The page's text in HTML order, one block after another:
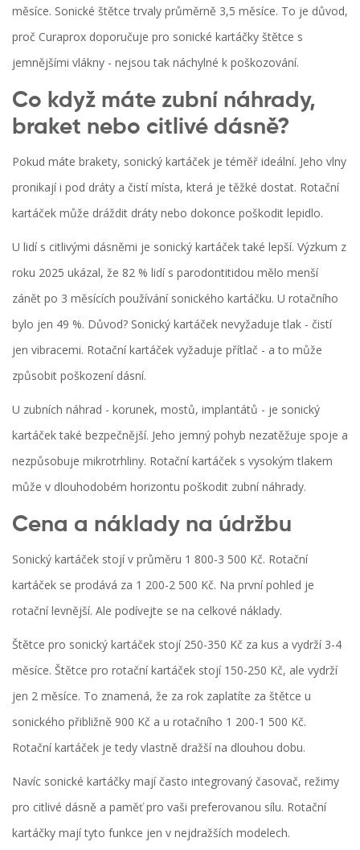
měsíce. Sonické štětce trvaly průměrně 3,5 měsíce. To je důvod,
proč Curaprox doporučuje pro sonické kartáčky štětce s
jemnějšími vlákny - nejsou tak náchylné k poškozování.
Co když máte zubní náhrady,
braket nebo citlivé dásně?
Pokud máte brakety, sonický kartáček je téměř ideální. Jeho vlny
pronikají i pod dráty a čistí místa, která je těžké dostat. Rotační
kartáček může dráždit dráty nebo dokonce poškodit lepidlo.
U lidí s citlivými dásněmi je sonický kartáček také lepší. Výzkum z
roku 2025 ukázal, že 82 % lidí s parodontitidou mělo menší
zánět po 3 měsících používání sonického kartáčku. U rotačního
bylo jen 49 %. Důvod? Sonický kartáček nevyžaduje tlak - čistí
jen vibracemi. Rotační kartáček vyžaduje přítlač - a to může
způsobit poškození dásní.
U zubních náhrad - korunek, mostů, implantátů - je sonický
kartáček také bezpečnější. Jeho jemný pohyb nezatěžuje spoje a
nezpůsobuje mikrotrhliny. Rotační kartáček s vysokým tlakem
může v dlouhodobém horizontu poškodit zubní náhrady.
Cena a náklady na údržbu
Sonický kartáček stojí v průměru 1 800-3 500 Kč. Rotační
kartáček se prodává za 1 200-2 500 Kč. Na první pohled je
rotační levnější. Ale podívejte se na celkové náklady.
Štětce pro sonický kartáček stojí 250-350 Kč za kus a vydrží 3-4
měsíce. Štětce pro rotační kartáček stojí 150-250 Kč, ale vydrží
jen 2 měsíce. To znamená, že za rok zaplatíte za štětce u
sonického přibližně 900 Kč a u rotačního 1 200-1 500 Kč.
Rotační kartáček je tedy vlastně dražší na dlouhou dobu.
Navíc sonické kartáčky mají často integrovaný časovač, režimy
pro citlivé dásně a paměť pro vaši preferovanou sílu. Rotační
kartáčky mají tyto funkce jen v nejdražších modelech.